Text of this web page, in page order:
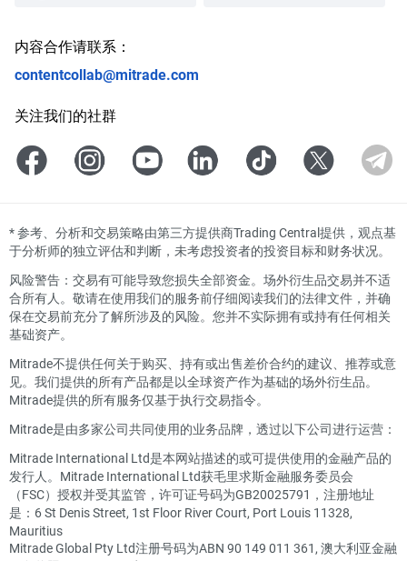
内容合作请联系：
contentcollab@mitrade.com
关注我们的社群
*参考、分析和交易策略由第三方提供商Trading Central提供，观点基
于分析师的独立评估和判断，未考虑投资者的投资目标和财务状况。
风险警告：交易有可能导致您损失全部资金。场外衍生品交易并不适
合所有人。敬请在使用我们的服务前仔细阅读我们的法律文件，并确
保在交易前充分了解所涉及的风险。您并不实际拥有或持有任何相关
基础资产。
Mitrade不提供任何关于购买、持有或出售差价合约的建议、推荐或意
见。我们提供的所有产品都是以全球资产作为基础的场外衍生品。
Mitrade提供的所有服务仅基于执行交易指令。
Mitrade是由多家公司共同使用的业务品牌，透过以下公司进行运营：
Mitrade International Ltd是本网站描述的或可提供使用的金融产品的
发行人。Mitrade International Ltd获毛里求斯金融服务委员会
（FSC）授权并受其监管，许可证号码为GB20025791，注册地址
是：6 St Denis Street, 1st Floor River Court, Port Louis 11328,
Mauritius
Mitrade Global Pty Ltd注册号码为ABN 90 149 011 361, 澳大利亚金融